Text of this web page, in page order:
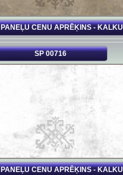
PANEĻU CENU APRĒĶINS -
SP 00716
PANEĻU CENU APRĒĶINS -